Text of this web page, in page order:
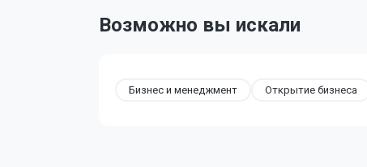
Возможно вы искали
Бизнес и менеджмент Открытие бизнеса